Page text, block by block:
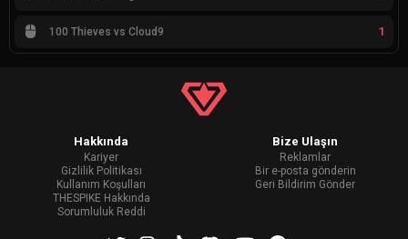
100 Thieves vs Cloud9 1
Hakkında
Kariyer
Gizlilik Politikası
Kullanım Koşulları
THESPIKE Hakkında
Sorumluluk Reddi
Bize Ulaşın
Reklamlar
Bir e-posta gönderin
Geri Bildirim Gönder